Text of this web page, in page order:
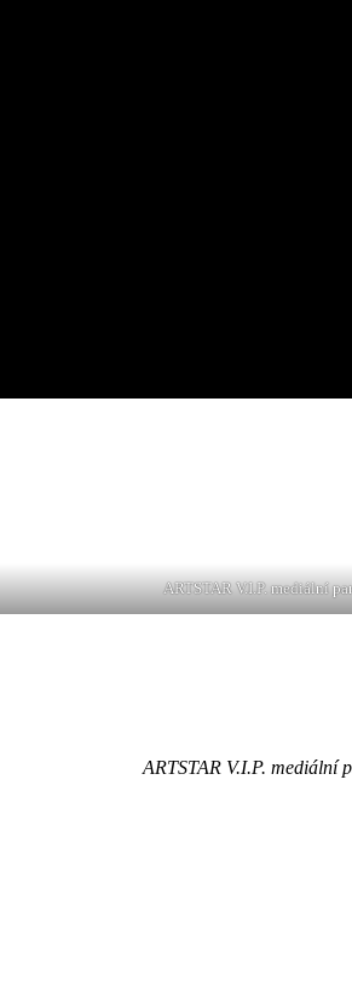
ARTSTAR V.I.P. mediální
ARTSTAR V.I.P. mediální